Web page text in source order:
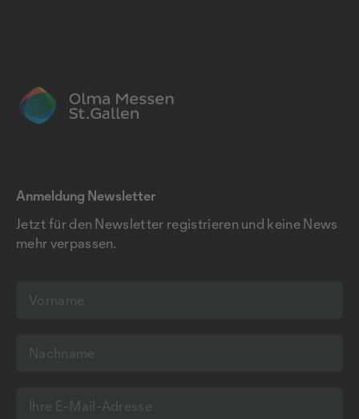
Anmeldung Newsletter
Jetzt für den Newsletter registrieren und keine News
mehr verpassen.